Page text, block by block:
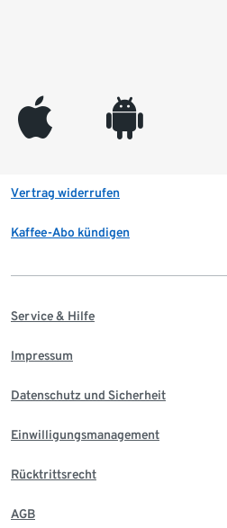
appleinc android
Vertrag widerrufen
Kaffee-Abo kündigen
Service & Hilfe
Impressum
Datenschutz und Sicherheit
Einwilligungsmanagement
Rücktrittsrecht
AGB